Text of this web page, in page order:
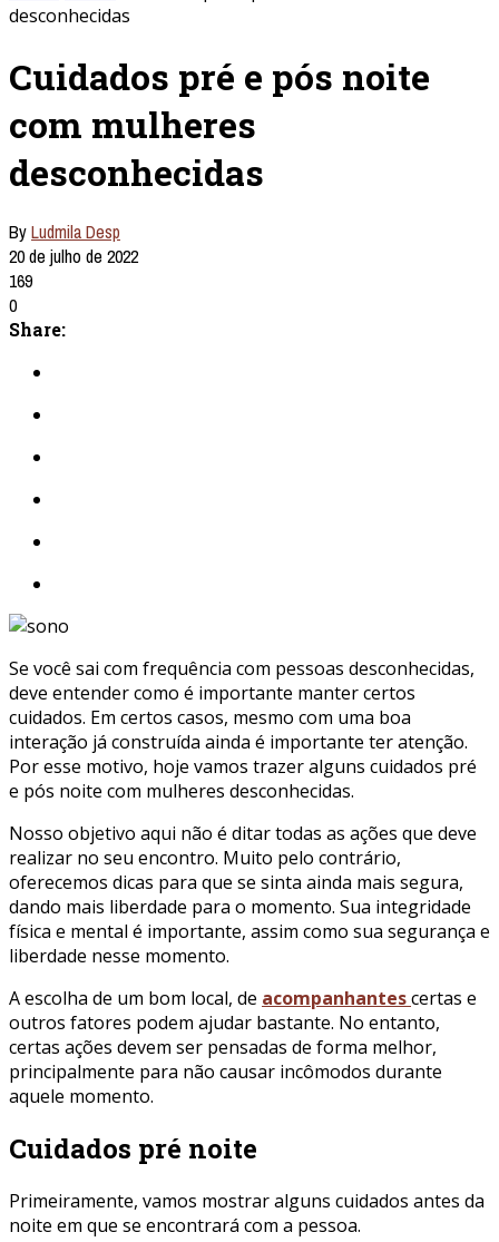
desconhecidas
Cuidados pré e pós noite
com mulheres
desconhecidas
ByLudmila Desp
20 de julho de 2022
169
0
Share:
Se você sai com frequência com pessoas desconhecidas,
deve entender como é importante manter certos
cuidados. Em certos casos, mesmo com uma boa
interação já construída ainda é importante ter atenção.
Por esse motivo, hoje vamos trazer alguns cuidados pré
e pós noite com mulheres desconhecidas.
Nosso objetivo aqui não é ditar todas as ações que deve
realizar no seu encontro. Muito pelo contrário,
oferecemos dicas para que se sinta ainda mais segura,
dando mais liberdade para o momento. Sua integridade
física e mental é importante, assim como sua segurança e
liberdade nesse momento.
A escolha de um bom local, de acompanhantescertas e
outros fatores podem ajudar bastante. No entanto,
certas ações devem ser pensadas de forma melhor,
principalmente para não causar incômodos durante
aquele momento.
Cuidados pré noite
Primeiramente, vamos mostrar alguns cuidados antes da
noite em que se encontrará com a pessoa.